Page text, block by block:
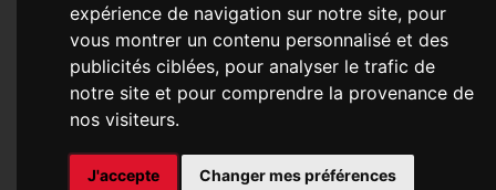
expérience de navigation sur notre site, pour
vous montrer un contenu personnalisé et des
publicités ciblées, pour analyser le trafic de
notre site et pour comprendre la provenance de
nos visiteurs.
J'accepte Changer mes préférences
Nous récupérons les meilleures
Une erreur est survenue :